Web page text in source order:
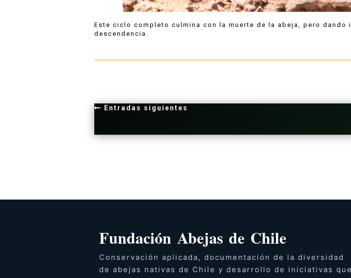
Este ciclo completo culmina con la muerte de la abeja, pero
descendencia.
Entradas siguientes
Fundación Abejas de Chile
Conservación aplicada, documentación de la diversidad
de abejas nativas de Chile y desarrollo de iniciativas que